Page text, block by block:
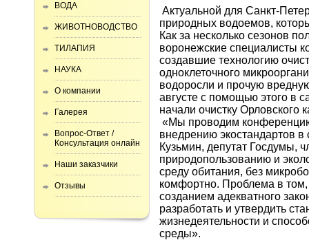
ВОДА
ЖИВОТНОВОДСТВО
ТИЛАПИЯ
НАУКА
О компании
Галерея
Вопрос-Ответ /
Консультация онлайн
Наши заказчики
Отзывы
Актуальной для Санкт-
природных водоемов,
Как за несколько сезонов
воронежские специалисты
создавшие технологию
одноклеточного
водоросли и прочую
августе с помощью этого в
начали очистку Орловского
«Мы проводим
внедрению экостандартов
Кузьмин, депутат Госдумы,
природопользованию и
среду обитания, без
комфортно. Проблема в том,
созданием адекватного
разработать и утвердить
жизнедеятельности и
среды».